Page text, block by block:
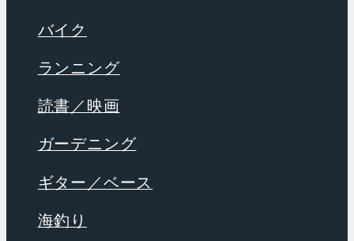
バイク
ランニング
読書／映画
ガーデニング
ギター／ベース
海釣り